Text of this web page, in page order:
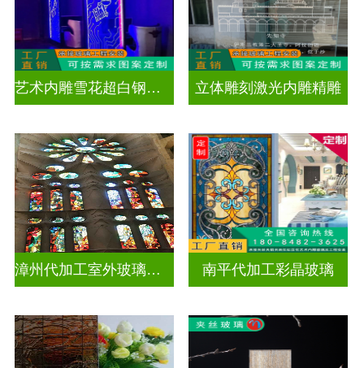
艺术内雕雪花超白钢化激光内雕发光玻璃背景墙 立体雕刻激光内雕精雕
漳州代加工室外玻璃穹顶 南平代加工彩晶玻璃